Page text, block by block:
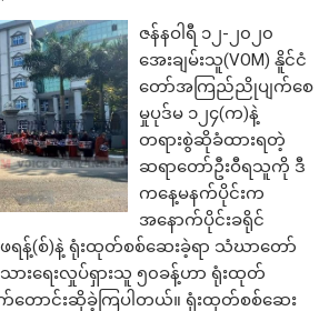
ဇန်နဝါရီ ၁၂-၂၀၂၀
အေးချမ်းသူ(VOM) နိူင်ငံ
တော်အကြည်ညိုပျက်စေ
မှုပုဒ်မ ၁၂၄(က)နဲ့
တရားစွဲဆိုခံထားရတဲ့
ဆရာတော်ဦးဝီရသူကို ဒီ
ကနေ့မနက်ပိုင်းက
အနောက်ပိုင်းခရိုင်
ဖရန့်(စ်)နဲ့ ရုံးထုတ်စစ်ဆေးခဲ့ရာ သံဃာတော်
းသားရေးလှုပ်ရှားသူ ၅၀ခန့်ဟာ ရုံးထုတ်
က်တောင်းဆိုခဲ့ကြပါတယ်။ ရုံးထုတ်စစ်ဆေး